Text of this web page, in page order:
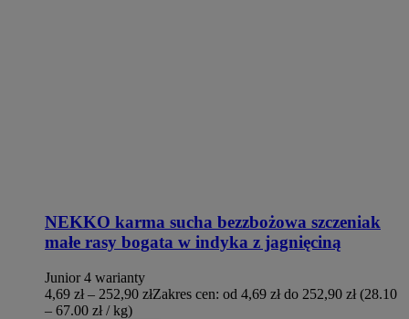
NEKKO karma sucha bezzbożowa szczeniak
małe rasy bogata w indyka z jagnięciną
Junior 4 warianty
4,69 zł – 252,90 złZakres cen: od 4,69 zł do 252,90 zł (28.10
– 67.00 zł / kg)